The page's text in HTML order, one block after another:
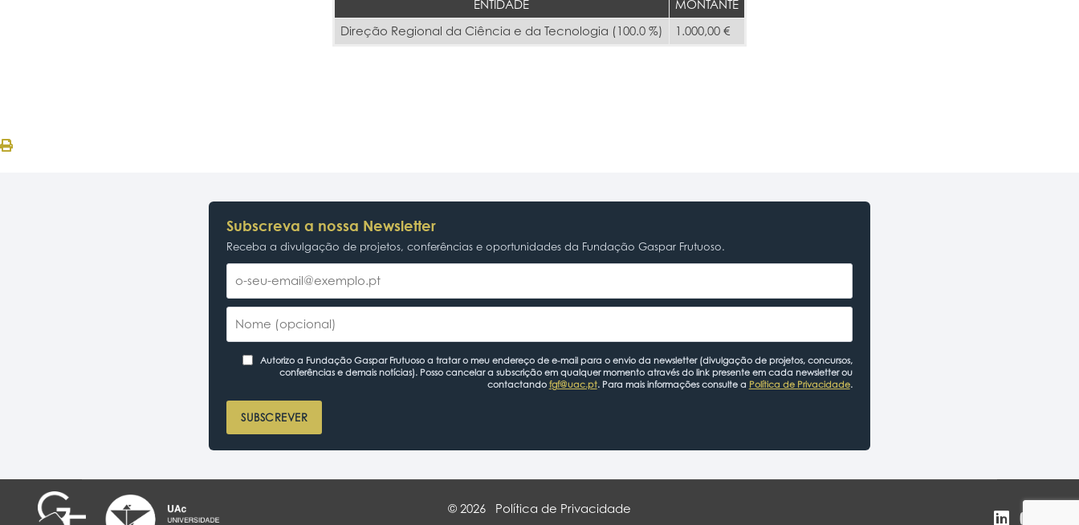
ENTIDADE
MONTANTE
Direção Regional da Ciência e da Tecnologia (100.0 %)
1.000,00 €
Subscreva a nossa Newsletter
Receba a divulgação de projetos, conferências e oportunidades da Fundação Gaspar Frutuoso.
Autorizo a Fundação Gaspar Frutuoso a tratar o meu endereço de e-mail para o envio da newsletter (divulgação de projetos, concursos,
conferências e demais notícias). Posso cancelar a subscrição em qualquer momento através do link presente em cada newsletter ou
contactando fgf@uac.pt. Para mais informações consulte a Política de Privacidade.
SUBSCREVER
© 2026 Política de Privacidade